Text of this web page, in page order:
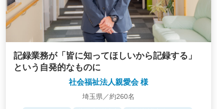
記録業務が「皆に知ってほしいから記録する」
という自発的なものに
社会福祉法人親愛会 様
埼玉県／約260名